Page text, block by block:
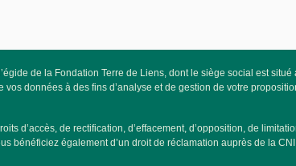
de la Fondation Terre de Liens, dont le siège social est
données à des fins d’analyse et de gestion de votre
d’accès, de rectification, d’effacement, d’opposition, de
bénéficiez également d’un droit de réclamation auprès de la